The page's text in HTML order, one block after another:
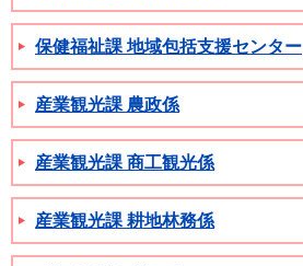
保健福祉課 地域包括支援センター
産業観光課 農政係
産業観光課 商工観光係
産業観光課 耕地林務係